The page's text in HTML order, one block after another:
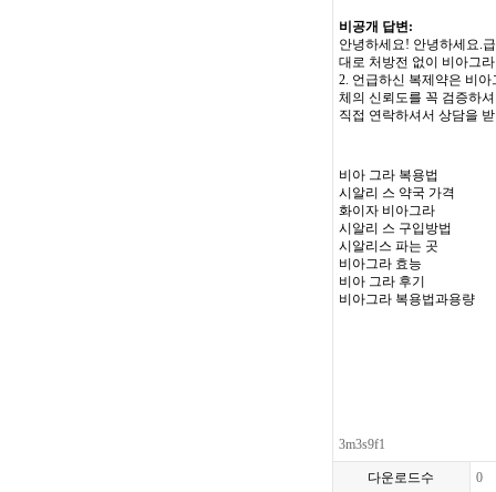
비공개 답변:
안녕하세요! 안녕하세요.
대로 처방전 없이 비아그
2. 언급하신 복제약은 비
체의 신뢰도를 꼭 검증하
직접 연락하셔서 상담을
비아 그라 복용법
시알리 스 약국 가격
화이자 비아그라
시알리 스 구입방법
시알리스 파는 곳
비아그라 효능
비아 그라 후기
비아그라 복용법과용량
3m3s9f1
다운로드수 0